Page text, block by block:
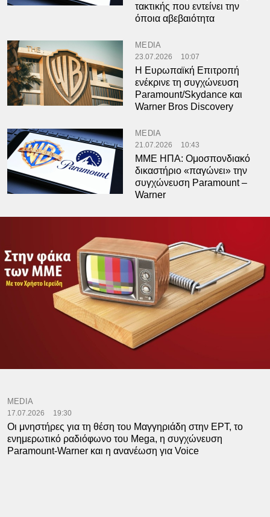
τακτικής που εντείνει την
όποια αβεβαιότητα
MEDIA
23.07.2026 10:07
Η Ευρωπαϊκή Επιτροπή
ενέκρινε τη συγχώνευση
Paramount/Skydance και
Warner Bros Discovery
MEDIA
21.07.2026 10:43
ΜΜΕ ΗΠΑ: Ομοσπονδιακό
δικαστήριο «παγώνει» την
συγχώνευση Paramount –
Warner
MEDIA
17.07.2026 19:30
Οι μνηστήρες για τη θέση του Μαγγηριάδη στην ΕΡΤ, το
ενημερωτικό ραδιόφωνο του Μega, η συγχώνευση
Paramount-Warner και η ανανέωση για Voice